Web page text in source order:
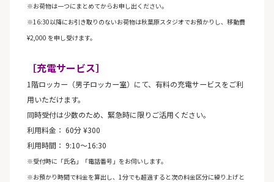
※お荷物は一つにまとめてからお申し出ください。
※16:30以降にお引き取りのないお荷物は秋葉原スタジオでお預かりし、移動費
¥2,000 を申し受けます。
［充電サービス］
1階ロッカー（男子ロッカー室）にて、有料の充電サービスをご利
用いただけます。
同時受付は少数のため、緊急時に限りご活用ください。
利用料金： 60分 ¥300
利用時間： 9:10〜16:30
※受付時に「氏名」「電話番号」をお伺いします。
※お預かり時間で料金を算出し、1分でも超過すると次の料金区分に繰り上げと